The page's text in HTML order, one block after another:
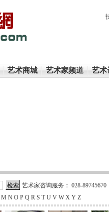
艺术商城 艺术家频道 艺术
艺术家咨询服务： 028-89745670
M N O P Q R S T U V W X Y Z